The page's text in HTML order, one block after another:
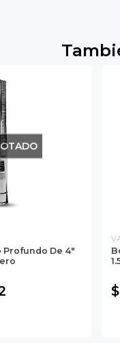
Profundo De 4"